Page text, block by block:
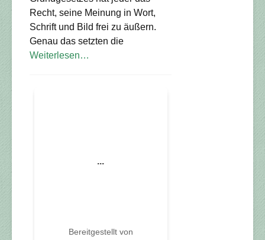
Recht, seine Meinung in Wort,
Schrift und Bild frei zu äußern.
Genau das setzten die
Weiterlesen…